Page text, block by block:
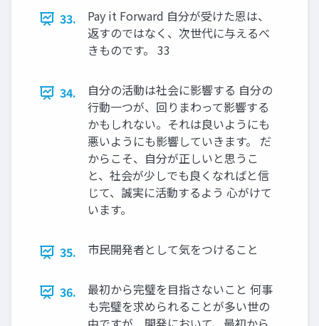
33.
Pay it Forward 自分が受けた恩は、
返すのではなく、次世代に与えるべ
きものです。 33
34.
自分の活動は社会に影響する 自分の
行動一つが、回りまわって影響する
かもしれない。それは良いようにも
悪いようにも影響していきます。 だ
からこそ、自分が正しいと思うこ
と、社会が少しでも良くなればと信
じて、誠実に活動するよう 心がけて
います。
35. 市民開発者として気をつけること
36.
最初から完璧を目指さないこと 何事
も完璧を求められることが多い世の